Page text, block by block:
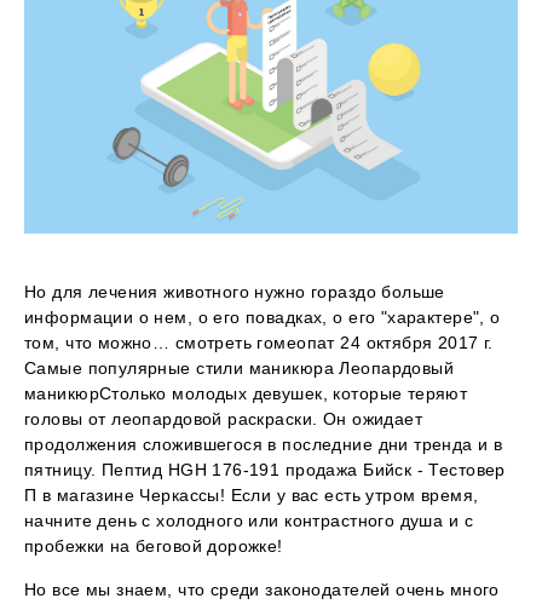
Но для лечения животного нужно гораздо больше
информации о нем, о его повадках, о его "характере", о
том, что можно… смотреть гомеопат 24 октября 2017 г.
Самые популярные стили маникюра Леопардовый
маникюрСтолько молодых девушек, которые теряют
головы от леопардовой раскраски. Он ожидает
продолжения сложившегося в последние дни тренда и в
пятницу. Пептид HGH 176-191 продажа Бийск - Тестовер
П в магазине Черкассы! Если у вас есть утром время,
начните день с холодного или контрастного душа и с
пробежки на беговой дорожке!
Но все мы знаем, что среди законодателей очень много